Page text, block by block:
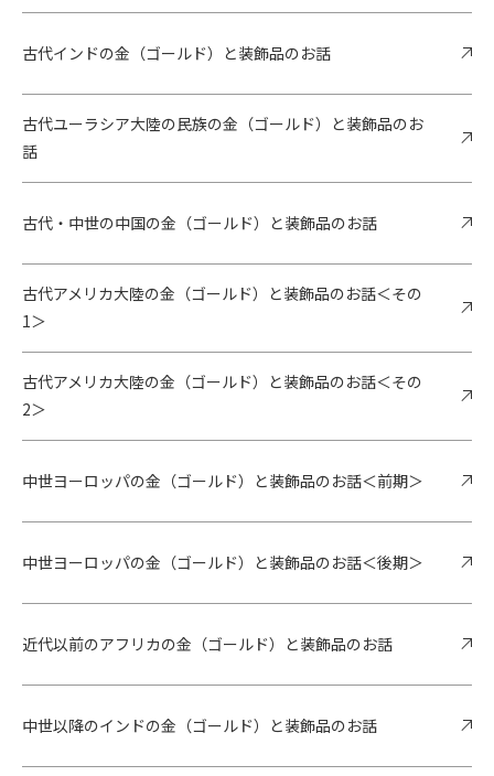
古代インドの金（ゴールド）と装飾品のお話
古代ユーラシア大陸の民族の金（ゴールド）と装飾品のお
話
古代・中世の中国の金（ゴールド）と装飾品のお話
古代アメリカ大陸の金（ゴールド）と装飾品のお話＜その
1＞
古代アメリカ大陸の金（ゴールド）と装飾品のお話＜その
2＞
中世ヨーロッパの金（ゴールド）と装飾品のお話＜前期＞
中世ヨーロッパの金（ゴールド）と装飾品のお話＜後期＞
近代以前のアフリカの金（ゴールド）と装飾品のお話
中世以降のインドの金（ゴールド）と装飾品のお話